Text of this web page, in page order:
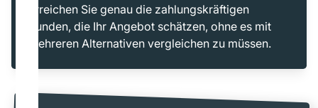
erreichen Sie genau die zahlungskräftigen
Kunden, die Ihr Angebot schätzen, ohne es mit
mehreren Alternativen vergleichen zu müssen.